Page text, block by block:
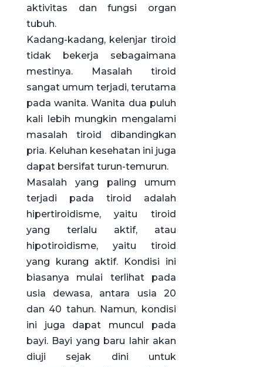
aktivitas dan fungsi organ
tubuh.
Kadang-kadang, kelenjar tiroid
tidak bekerja sebagaimana
mestinya. Masalah tiroid
sangat umum terjadi, terutama
pada wanita. Wanita dua puluh
kali lebih mungkin mengalami
masalah tiroid dibandingkan
pria. Keluhan kesehatan ini juga
dapat bersifat turun-temurun.
Masalah yang paling umum
terjadi pada tiroid adalah
hipertiroidisme, yaitu tiroid
yang terlalu aktif, atau
hipotiroidisme, yaitu tiroid
yang kurang aktif. Kondisi ini
biasanya mulai terlihat pada
usia dewasa, antara usia 20
dan 40 tahun. Namun, kondisi
ini juga dapat muncul pada
bayi. Bayi yang baru lahir akan
diuji sejak dini untuk